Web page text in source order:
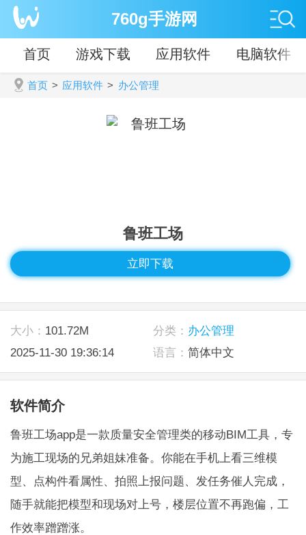
760g手游网
首页 游戏下载 应用软件 电脑软件
首页 > 应用软件 > 办公管理
鲁班工场
立即下载
大小： 101.72M 分类： 办公管理
2025-11-30 19:36:14
语言： 简体中文
软件简介
鲁班工场app是一款质量安全管理类的移动BIM工具，专
为施工现场的兄弟姐妹准备。你能在手机上看三维模
型、点构件看属性、拍照上报问题、发任务催人完成，
随手就能把模型和现场对上号，楼层位置不再跑偏，工
作效率蹭蹭涨。